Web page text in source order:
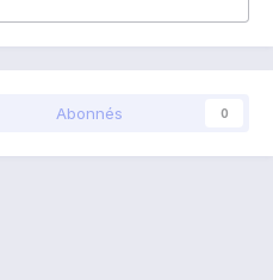
Abonnés 0